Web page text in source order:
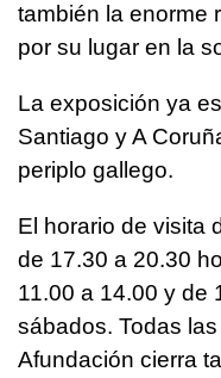
también la enorme
por su lugar en la
La exposición ya
Santiago y A
periplo gallego.
El horario de visita
de 17.30 a 20.30
11.00 a 14.00 y de
sábados. Todas
Afundación cierra